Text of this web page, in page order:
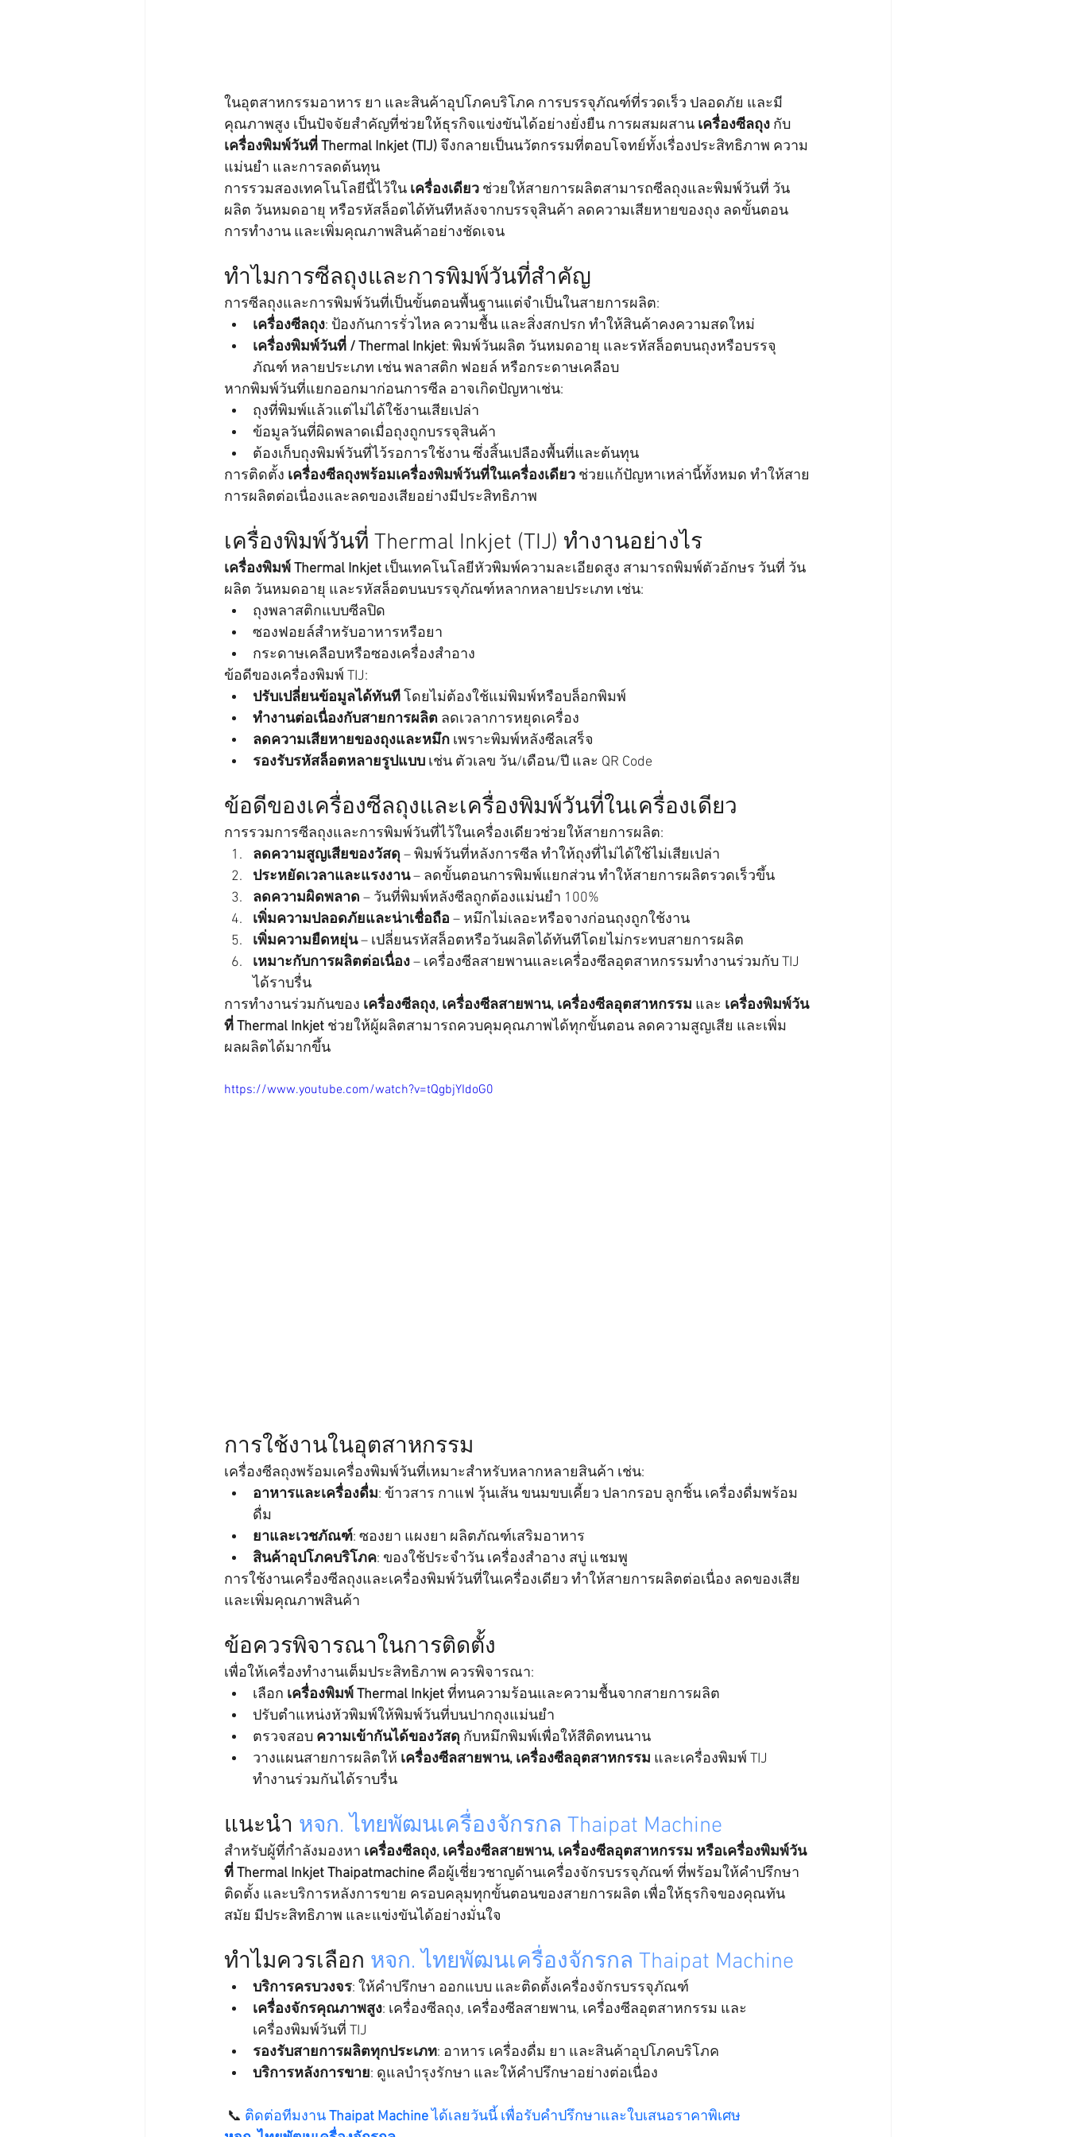
ในอุตสาหกรรมอาหาร ยา และสินค้าอุปโภคบริโภค การบรรจุภัณฑ์ที่รวดเร็ว ปลอดภัย และมี
คุณภาพสูง เป็นปัจจัยสำคัญที่ช่วยให้ธุรกิจแข่งขันได้อย่างยั่งยืน การผสมผสาน เครื่องซีลถุง กับ
เครื่องพิมพ์วันที่ Thermal Inkjet (TIJ) จึงกลายเป็นนวัตกรรมที่ตอบโจทย์ทั้งเรื่องประสิทธิภาพ ความ
แม่นยำ และการลดต้นทุน
การรวมสองเทคโนโลยีนี้ไว้ใน เครื่องเดียว ช่วยให้สายการผลิตสามารถซีลถุงและพิมพ์วันที่ วัน
ผลิต วันหมดอายุ หรือรหัสล็อตได้ทันทีหลังจากบรรจุสินค้า ลดความเสียหายของถุง ลดขั้นตอน
การทำงาน และเพิ่มคุณภาพสินค้าอย่างชัดเจน
ทำไมการซีลถุงและการพิมพ์วันที่สำคัญ
การซีลถุงและการพิมพ์วันที่เป็นขั้นตอนพื้นฐานแต่จำเป็นในสายการผลิต:
เครื่องซีลถุง: ป้องกันการรั่วไหล ความชื้น และสิ่งสกปรก ทำให้สินค้าคงความสดใหม่
เครื่องพิมพ์วันที่ / Thermal Inkjet: พิมพ์วันผลิต วันหมดอายุ และรหัสล็อตบนถุงหรือบรรจุ
ภัณฑ์ หลายประเภท เช่น พลาสติก ฟอยล์ หรือกระดาษเคลือบ
หากพิมพ์วันที่แยกออกมาก่อนการซีล อาจเกิดปัญหาเช่น:
ถุงที่พิมพ์แล้วแต่ไม่ได้ใช้งานเสียเปล่า
ข้อมูลวันที่ผิดพลาดเมื่อถุงถูกบรรจุสินค้า
ต้องเก็บถุงพิมพ์วันที่ไว้รอการใช้งาน ซึ่งสิ้นเปลืองพื้นที่และต้นทุน
การติดตั้ง เครื่องซีลถุงพร้อมเครื่องพิมพ์วันที่ในเครื่องเดียว ช่วยแก้ปัญหาเหล่านี้ทั้งหมด ทำให้สาย
การผลิตต่อเนื่องและลดของเสียอย่างมีประสิทธิภาพ
เครื่องพิมพ์วันที่ Thermal Inkjet (TIJ) ทำงานอย่างไร
เครื่องพิมพ์ Thermal Inkjet เป็นเทคโนโลยีหัวพิมพ์ความละเอียดสูง สามารถพิมพ์ตัวอักษร วันที่ วัน
ผลิต วันหมดอายุ และรหัสล็อตบนบรรจุภัณฑ์หลากหลายประเภท เช่น:
ถุงพลาสติกแบบซีลปิด
ซองฟอยล์สำหรับอาหารหรือยา
กระดาษเคลือบหรือซองเครื่องสำอาง
ข้อดีของเครื่องพิมพ์ TIJ:
ปรับเปลี่ยนข้อมูลได้ทันที โดยไม่ต้องใช้แม่พิมพ์หรือบล็อกพิมพ์
ทำงานต่อเนื่องกับสายการผลิต ลดเวลาการหยุดเครื่อง
ลดความเสียหายของถุงและหมึก เพราะพิมพ์หลังซีลเสร็จ
รองรับรหัสล็อตหลายรูปแบบ เช่น ตัวเลข วัน/เดือน/ปี และ QR Code
ข้อดีของเครื่องซีลถุงและเครื่องพิมพ์วันที่ในเครื่องเดียว
การรวมการซีลถุงและการพิมพ์วันที่ไว้ในเครื่องเดียวช่วยให้สายการผลิต:
ลดความสูญเสียของวัสดุ – พิมพ์วันที่หลังการซีล ทำให้ถุงที่ไม่ได้ใช้ไม่เสียเปล่า
ประหยัดเวลาและแรงงาน – ลดขั้นตอนการพิมพ์แยกส่วน ทำให้สายการผลิตรวดเร็วขึ้น
ลดความผิดพลาด – วันที่พิมพ์หลังซีลถูกต้องแม่นยำ 100%
เพิ่มความปลอดภัยและน่าเชื่อถือ – หมึกไม่เลอะหรือจางก่อนถุงถูกใช้งาน
เพิ่มความยืดหยุ่น – เปลี่ยนรหัสล็อตหรือวันผลิตได้ทันทีโดยไม่กระทบสายการผลิต
เหมาะกับการผลิตต่อเนื่อง – เครื่องซีลสายพานและเครื่องซีลอุตสาหกรรมทำงานร่วมกับ TIJ
ได้ราบรื่น
การทำงานร่วมกันของ เครื่องซีลถุง, เครื่องซีลสายพาน, เครื่องซีลอุตสาหกรรม และ เครื่องพิมพ์วัน
ที่ Thermal Inkjet ช่วยให้ผู้ผลิตสามารถควบคุมคุณภาพได้ทุกขั้นตอน ลดความสูญเสีย และเพิ่ม
ผลผลิตได้มากขึ้น
https://www.youtube.com/watch?v=tQgbjYIdoG0
การใช้งานในอุตสาหกรรม
เครื่องซีลถุงพร้อมเครื่องพิมพ์วันที่เหมาะสำหรับหลากหลายสินค้า เช่น:
อาหารและเครื่องดื่ม: ข้าวสาร กาแฟ วุ้นเส้น ขนมขบเคี้ยว ปลากรอบ ลูกชิ้น เครื่องดื่มพร้อม
ดื่ม
ยาและเวชภัณฑ์: ซองยา แผงยา ผลิตภัณฑ์เสริมอาหาร
สินค้าอุปโภคบริโภค: ของใช้ประจำวัน เครื่องสำอาง สบู่ แชมพู
การใช้งานเครื่องซีลถุงและเครื่องพิมพ์วันที่ในเครื่องเดียว ทำให้สายการผลิตต่อเนื่อง ลดของเสีย
และเพิ่มคุณภาพสินค้า
ข้อควรพิจารณาในการติดตั้ง
เพื่อให้เครื่องทำงานเต็มประสิทธิภาพ ควรพิจารณา:
เลือก เครื่องพิมพ์ Thermal Inkjet ที่ทนความร้อนและความชื้นจากสายการผลิต
ปรับตำแหน่งหัวพิมพ์ให้พิมพ์วันที่บนปากถุงแม่นยำ
ตรวจสอบ ความเข้ากันได้ของวัสดุ กับหมึกพิมพ์เพื่อให้สีติดทนนาน
วางแผนสายการผลิตให้ เครื่องซีลสายพาน, เครื่องซีลอุตสาหกรรม และเครื่องพิมพ์ TIJ
ทำงานร่วมกันได้ราบรื่น
แนะนำ หจก. ไทยพัฒนเครื่องจักรกล Thaipat Machine
สำหรับผู้ที่กำลังมองหา เครื่องซีลถุง, เครื่องซีลสายพาน, เครื่องซีลอุตสาหกรรม หรือเครื่องพิมพ์วัน
ที่ Thermal InkjetThaipatmachine คือผู้เชี่ยวชาญด้านเครื่องจักรบรรจุภัณฑ์ ที่พร้อมให้คำปรึกษา
ติดตั้ง และบริการหลังการขาย ครอบคลุมทุกขั้นตอนของสายการผลิต เพื่อให้ธุรกิจของคุณทัน
สมัย มีประสิทธิภาพ และแข่งขันได้อย่างมั่นใจ
ทำไมควรเลือก หจก. ไทยพัฒนเครื่องจักรกล Thaipat Machine
บริการครบวงจร: ให้คำปรึกษา ออกแบบ และติดตั้งเครื่องจักรบรรจุภัณฑ์
เครื่องจักรคุณภาพสูง: เครื่องซีลถุง, เครื่องซีลสายพาน, เครื่องซีลอุตสาหกรรม และ
เครื่องพิมพ์วันที่ TIJ
รองรับสายการผลิตทุกประเภท: อาหาร เครื่องดื่ม ยา และสินค้าอุปโภคบริโภค
บริการหลังการขาย: ดูแลบำรุงรักษา และให้คำปรึกษาอย่างต่อเนื่อง
📞 ติดต่อทีมงาน Thaipat Machine ได้เลยวันนี้ เพื่อรับคำปรึกษาและใบเสนอราคาพิเศษ